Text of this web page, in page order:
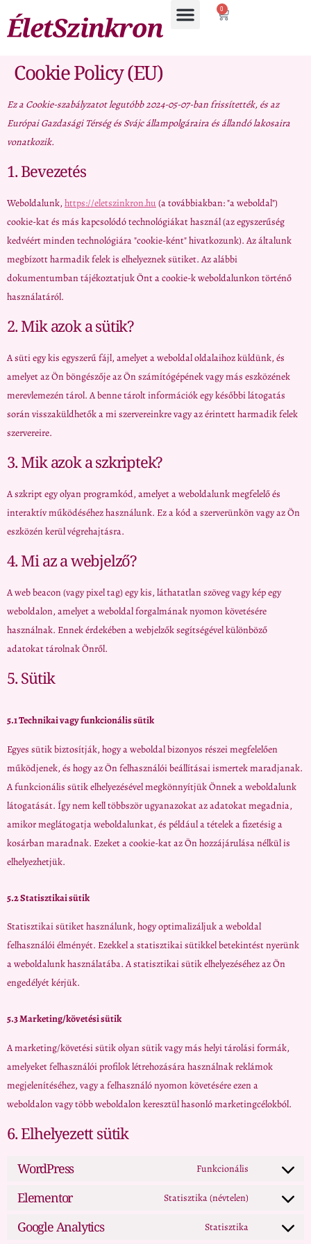
0
Cookie Policy (EU)
Ez a Cookie-szabályzatot legutóbb 2024-05-07-ban frissítették, és az
Európai Gazdasági Térség és Svájc állampolgáraira és állandó lakosaira
vonatkozik.
1. Bevezetés
Weboldalunk, https://eletszinkron.hu(a továbbiakban: "a weboldal")
cookie-kat és más kapcsolódó technológiákat használ (az egyszerűség
kedvéért minden technológiára "cookie-ként" hivatkozunk). Az általunk
megbízott harmadik felek is elhelyeznek sütiket. Az alábbi
dokumentumban tájékoztatjuk Önt a cookie-k weboldalunkon történő
használatáról.
2. Mik azok a sütik?
A süti egy kis egyszerű fájl, amelyet a weboldal oldalaihoz küldünk, és
amelyet az Ön böngészője az Ön számítógépének vagy más eszközének
merevlemezén tárol. A benne tárolt információk egy későbbi látogatás
során visszaküldhetők a mi szervereinkre vagy az érintett harmadik felek
szervereire.
3. Mik azok a szkriptek?
A szkript egy olyan programkód, amelyet a weboldalunk megfelelő és
interaktív működéséhez használunk. Ez a kód a szerverünkön vagy az Ön
eszközén kerül végrehajtásra.
4. Mi az a webjelző?
A web beacon (vagy pixel tag) egy kis, láthatatlan szöveg vagy kép egy
weboldalon, amelyet a weboldal forgalmának nyomon követésére
használnak. Ennek érdekében a webjelzők segítségével különböző
adatokat tárolnak Önről.
5. Sütik
5.1 Technikai vagy funkcionális sütik
Egyes sütik biztosítják, hogy a weboldal bizonyos részei megfelelően
működjenek, és hogy az Ön felhasználói beállításai ismertek maradjanak.
A funkcionális sütik elhelyezésével megkönnyítjük Önnek a weboldalunk
látogatását. Így nem kell többször ugyanazokat az adatokat megadnia,
amikor meglátogatja weboldalunkat, és például a tételek a fizetésig a
kosárban maradnak. Ezeket a cookie-kat az Ön hozzájárulása nélkül is
elhelyezhetjük.
5.2 Statisztikai sütik
Statisztikai sütiket használunk, hogy optimalizáljuk a weboldal
felhasználói élményét. Ezekkel a statisztikai sütikkel betekintést nyerünk
a weboldalunk használatába. A statisztikai sütik elhelyezéséhez az Ön
engedélyét kérjük.
5.3 Marketing/követési sütik
A marketing/követési sütik olyan sütik vagy más helyi tárolási formák,
amelyeket felhasználói profilok létrehozására használnak reklámok
megjelenítéséhez, vagy a felhasználó nyomon követésére ezen a
weboldalon vagy több weboldalon keresztül hasonló marketingcélokból.
6. Elhelyezett sütik
WordPress Funkcionális
Elementor Statisztika (névtelen)
Google Analytics Statisztika